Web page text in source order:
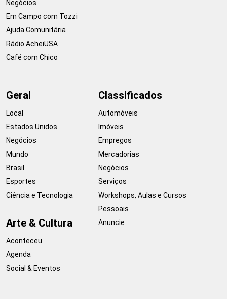
Negócios
Em Campo com Tozzi
Ajuda Comunitária
Rádio AcheiUSA
Café com Chico
Geral
Local
Estados Unidos
Negócios
Mundo
Brasil
Esportes
Ciência e Tecnologia
Arte & Cultura
Aconteceu
Agenda
Social & Eventos
Classificados
Automóveis
Imóveis
Empregos
Mercadorias
Negócios
Serviços
Workshops, Aulas e Cursos
Pessoais
Anuncie